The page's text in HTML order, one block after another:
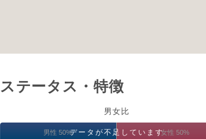
ステータス・特徴
男女比
データが不足しています
男性 50% 女性 50%